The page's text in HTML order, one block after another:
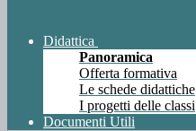
Didattica
Panoramica
Offerta formativa
Le schede didattiche
I progetti delle classi
Documenti Utili